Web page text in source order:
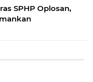
SPHP Oplosan,